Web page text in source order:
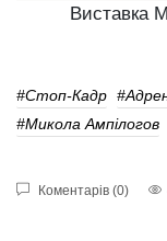
Виставка
#стоп-Кадр
#Микола Ампілогов
Коментарів (0)